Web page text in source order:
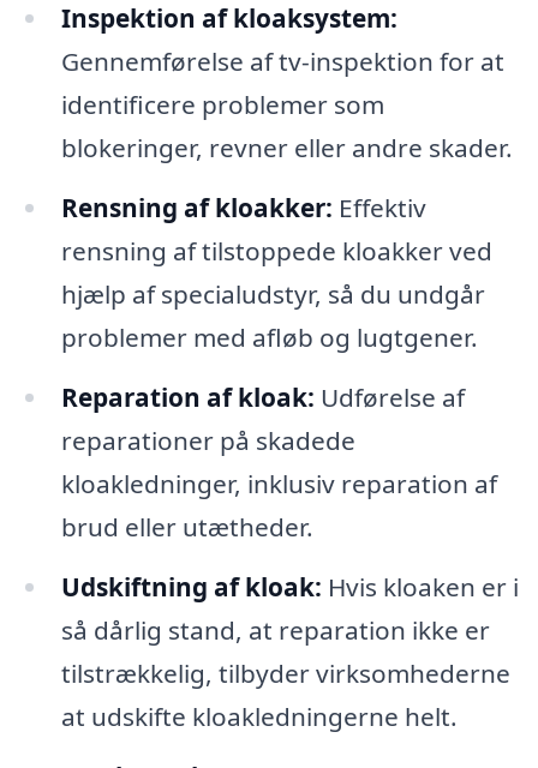
Inspektion af kloaksystem:
Gennemførelse af tv-inspektion for at
identificere problemer som
blokeringer, revner eller andre skader.
Rensning af kloakker: Effektiv
rensning af tilstoppede kloakker ved
hjælp af specialudstyr, så du undgår
problemer med afløb og lugtgener.
Reparation af kloak: Udførelse af
reparationer på skadede
kloakledninger, inklusiv reparation af
brud eller utætheder.
Udskiftning af kloak: Hvis kloaken er i
så dårlig stand, at reparation ikke er
tilstrækkelig, tilbyder virksomhederne
at udskifte kloakledningerne helt.